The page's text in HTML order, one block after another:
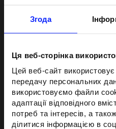
Згода
Ця веб-сторінка
Цей веб-сайт
передачу персональних
використовуємо файли
адаптації відповідного
потреб та інтересів, а
ділитися інформацією в